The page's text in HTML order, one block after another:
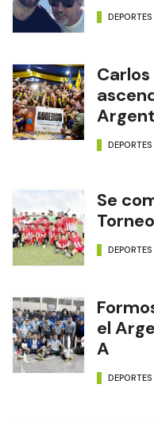
DEPORTES
DEPORTES
Se
DEPORTES
el
A
DEPORTES